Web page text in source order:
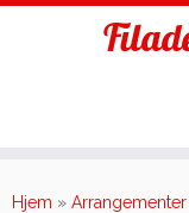
toHjem » Arrangementer